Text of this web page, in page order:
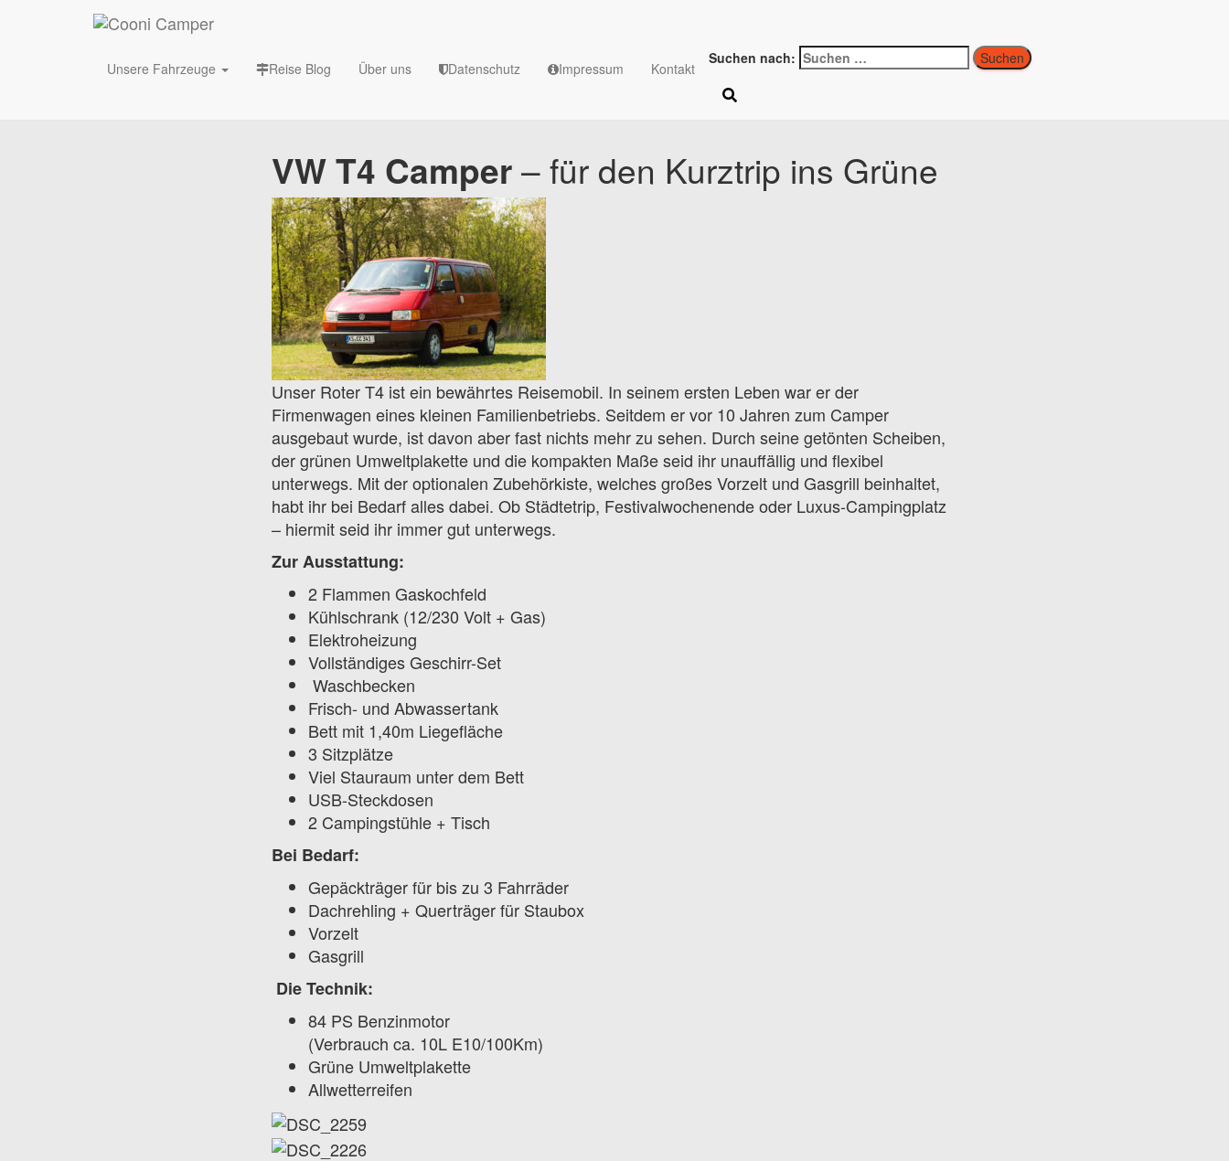
Unsere Fahrzeuge Reise Blog Über uns Datenschutz Impressum Kontakt
Suchen nach:
Roter Bus
VW T4 Camper– für den Kurztrip ins Grüne
Unser Roter T4 ist ein bewährtes Reisemobil. In seinem ersten Leben war er der
Firmenwagen eines kleinen Familienbetriebs. Seitdem er vor 10 Jahren zum Camper
ausgebaut wurde, ist davon aber fast nichts mehr zu sehen. Durch seine getönten Scheiben,
der grünen Umweltplakette und die kompakten Maße seid ihr unauffällig und flexibel
unterwegs. Mit der optionalen Zubehörkiste, welches großes Vorzelt und Gasgrill beinhaltet,
habt ihr bei Bedarf alles dabei. Ob Städtetrip, Festivalwochenende oder Luxus-Campingplatz
– hiermit seid ihr immer gut unterwegs.
Zur Ausstattung:
2 Flammen Gaskochfeld
Kühlschrank (12/230 Volt + Gas)
Elektroheizung
Vollständiges Geschirr-Set
Waschbecken
Frisch- und Abwassertank
Bett mit 1,40m Liegefläche
3 Sitzplätze
Viel Stauraum unter dem Bett
USB-Steckdosen
2 Campingstühle + Tisch
Bei Bedarf:
Gepäckträger für bis zu 3 Fahrräder
Dachrehling + Querträger für Staubox
Vorzelt
Gasgrill
Die Technik:
84 PS Benzinmotor
(Verbrauch ca. 10L E10/100Km)
Grüne Umweltplakette
Allwetterreifen